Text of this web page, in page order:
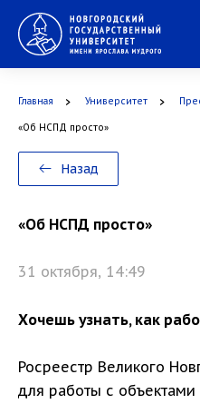
Главная Университет
«Об НСПД просто»
Назад
«Об НСПД просто»
31 октября, 14:49
Хочешь узнать, как
Росреестр Великого
для работы с